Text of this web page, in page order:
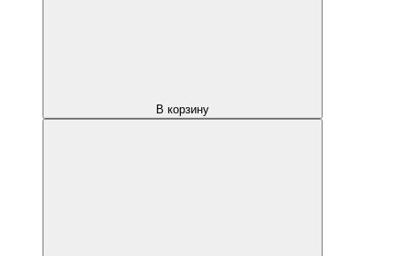
В корзину